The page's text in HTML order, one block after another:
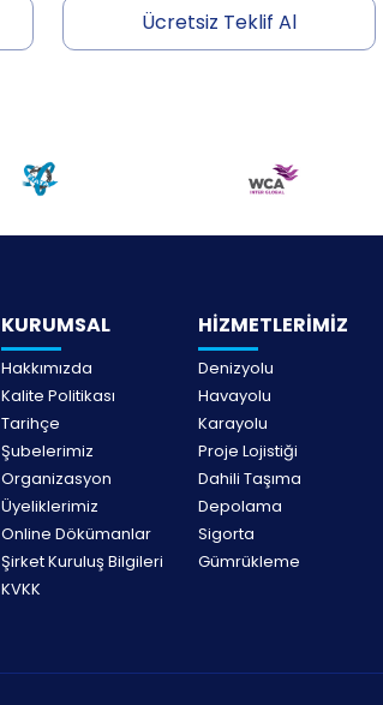
Ücretsiz Teklif Al
KURUMSAL
Hakkımızda
Kalite Politikası
Tarihçe
Şubelerimiz
Organizasyon
Üyeliklerimiz
Online Dökümanlar
Şirket Kuruluş Bilgileri
KVKK
HİZMETLERİMİZ
Denizyolu
Havayolu
Karayolu
Proje Lojistiği
Dahili Taşıma
Depolama
Sigorta
Gümrükleme